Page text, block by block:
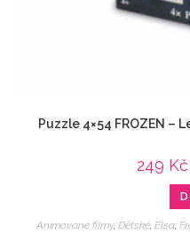
Puzzle 4×54 FROZEN –
249 Kč
Animované filmy, Dětské, Elsa,